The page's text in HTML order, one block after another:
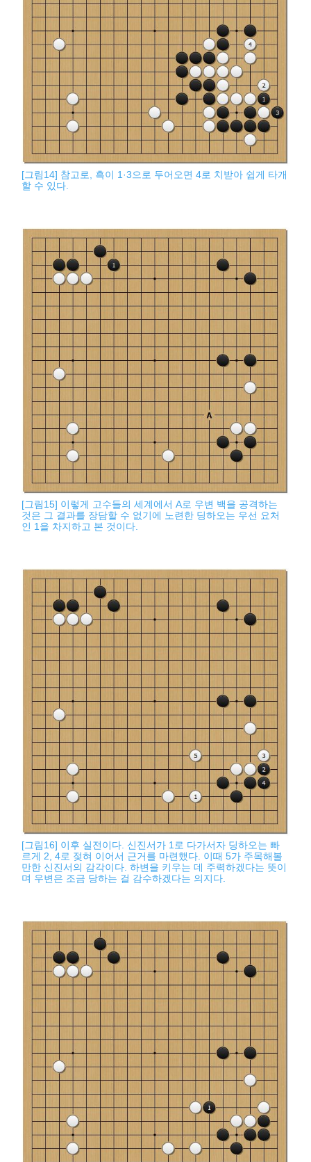
[그림14] 참고로, 흑이 1·3으로 두어오면 4로 치받아 쉽게 타개
할 수 있다.
[그림15] 이렇게 고수들의 세계에서 A로 우변 백을 공격하는
것은 그 결과를 장담할 수 없기에 노련한 딩하오는 우선 요처
인 1을 차지하고 본 것이다.
[그림16] 이후 실전이다. 신진서가 1로 다가서자 딩하오는 빠
르게 2, 4로 젖혀 이어서 근거를 마련했다. 이때 5가 주목해볼
만한 신진서의 감각이다. 하변을 키우는 데 주력하겠다는 뜻이
며 우변은 조금 당하는 걸 감수하겠다는 의지다.